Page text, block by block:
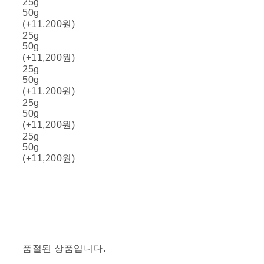
25g
50g
(+11,200원)
25g
50g
(+11,200원)
25g
50g
(+11,200원)
25g
50g
(+11,200원)
25g
50g
(+11,200원)
품절된 상품입니다.